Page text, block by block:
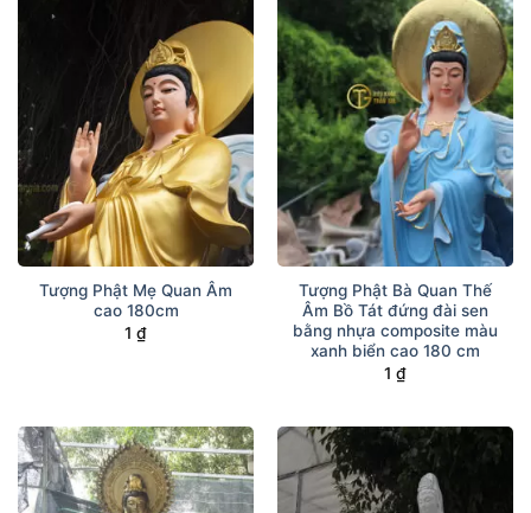
Tượng Phật Mẹ Quan Âm
cao 180cm
1 ₫
Tượng Phật Bà Quan Thế
Âm Bồ Tát đứng đài sen
bằng nhựa composite màu
xanh biển cao 180 cm
1 ₫